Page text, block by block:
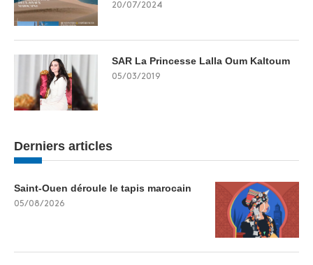
20/07/2024
SAR La Princesse Lalla Oum Kaltoum
05/03/2019
Derniers articles
Saint-Ouen déroule le tapis marocain
05/08/2026